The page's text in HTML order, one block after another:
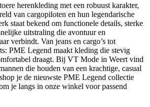
herenkleding met een robuust karakter,
van cargopiloten en hun legendarische
staat bekend om functionele details, sterke
uitstraling die avontuur en
verbindt. Van jeans en cargo’s tot
PME Legend maakt kleding die stevig
draagt. Bij VT Mode in Weert vind
die houden van een krachtige, casual
je de nieuwste PME Legend collectie
je langs in onze winkel voor passend